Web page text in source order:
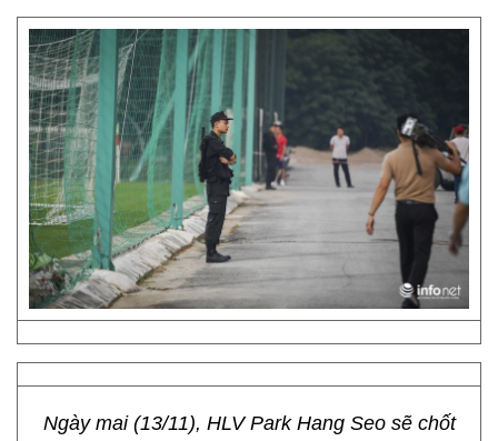
Ngày mai (13/11), HLV Park Hang Seo sẽ chốt